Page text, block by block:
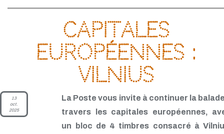
Capitales
européennes :
Vilnius
13
oct.
2025
La Poste vous invite à continuer la
travers les capitales européennes,
un bloc de 4 timbres consacré à